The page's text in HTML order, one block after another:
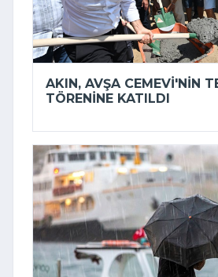
AKIN, AVŞA CEMEVI'NIN
TÖRENINE KATILDI